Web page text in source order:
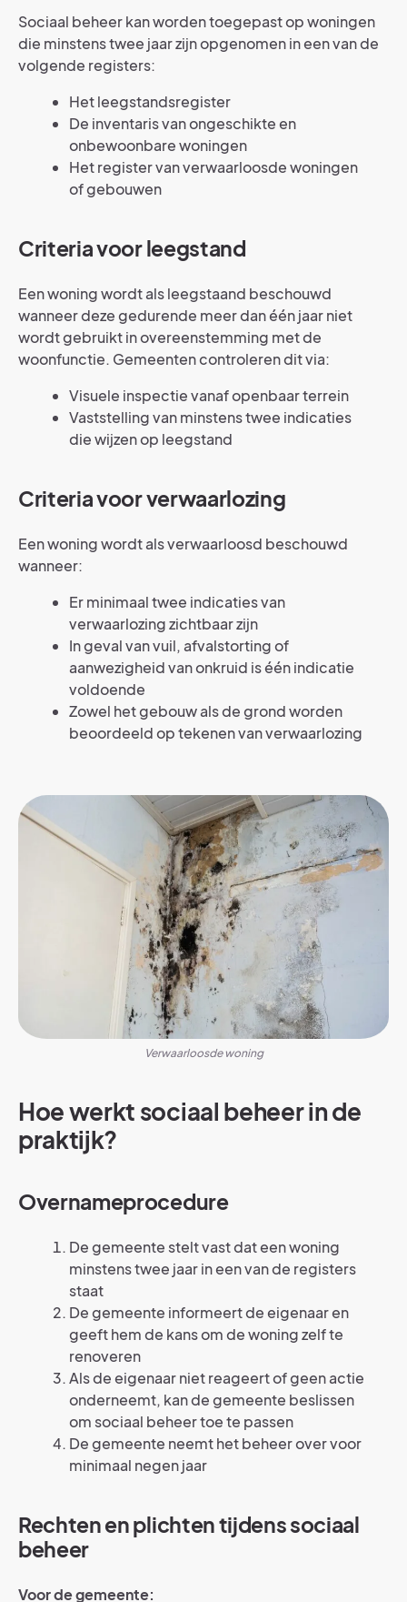
Sociaal beheer kan worden toegepast op woningen
die minstens twee jaar zijn opgenomen in een van de
volgende registers:
Het leegstandsregister
De inventaris van ongeschikte en
onbewoonbare woningen
Het register van verwaarloosde woningen
of gebouwen
Criteria voor leegstand
Een woning wordt als leegstaand beschouwd
wanneer deze gedurende meer dan één jaar niet
wordt gebruikt in overeenstemming met de
woonfunctie. Gemeenten controleren dit via:
Visuele inspectie vanaf openbaar terrein
Vaststelling van minstens twee indicaties
die wijzen op leegstand
Criteria voor verwaarlozing
Een woning wordt als verwaarloosd beschouwd
wanneer:
Er minimaal twee indicaties van
verwaarlozing zichtbaar zijn
In geval van vuil, afvalstorting of
aanwezigheid van onkruid is één indicatie
voldoende
Zowel het gebouw als de grond worden
beoordeeld op tekenen van verwaarlozing
Verwaarloosde woning
Hoe werkt sociaal beheer in de
praktijk?
Overnameprocedure
De gemeente stelt vast dat een woning
minstens twee jaar in een van de registers
staat
De gemeente informeert de eigenaar en
geeft hem de kans om de woning zelf te
renoveren
Als de eigenaar niet reageert of geen actie
onderneemt, kan de gemeente beslissen
om sociaal beheer toe te passen
De gemeente neemt het beheer over voor
minimaal negen jaar
Rechten en plichten tijdens sociaal
beheer
Voor de gemeente: